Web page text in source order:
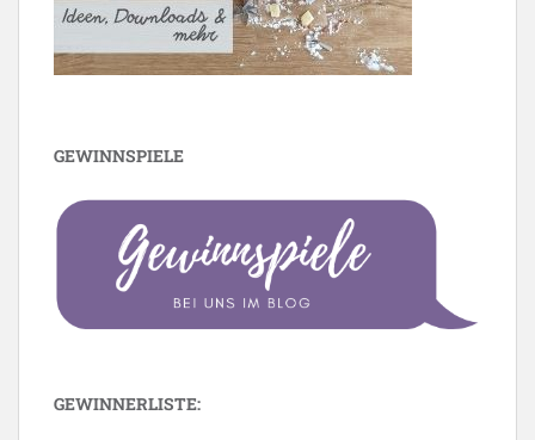
GEWINNSPIELE
GEWINNERLISTE: